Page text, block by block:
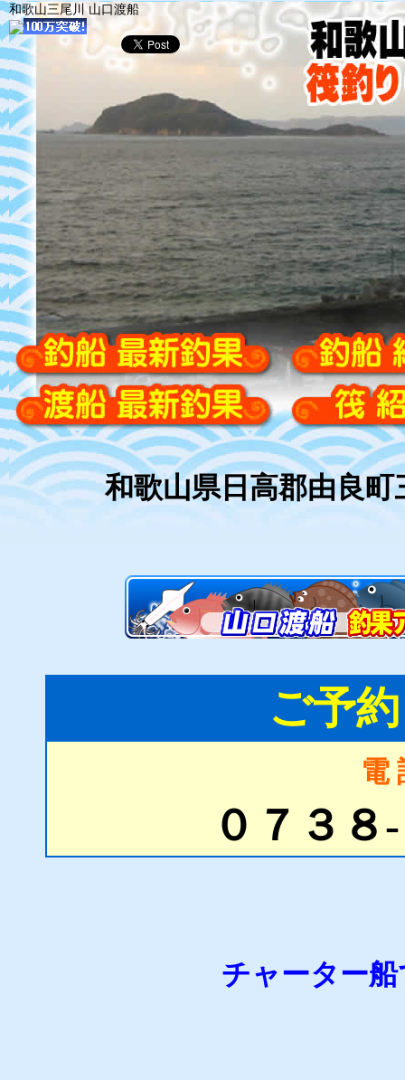
和歌山三尾川 山口渡船
和歌山県日高郡由良
ご予
電
０７３８
チャーター